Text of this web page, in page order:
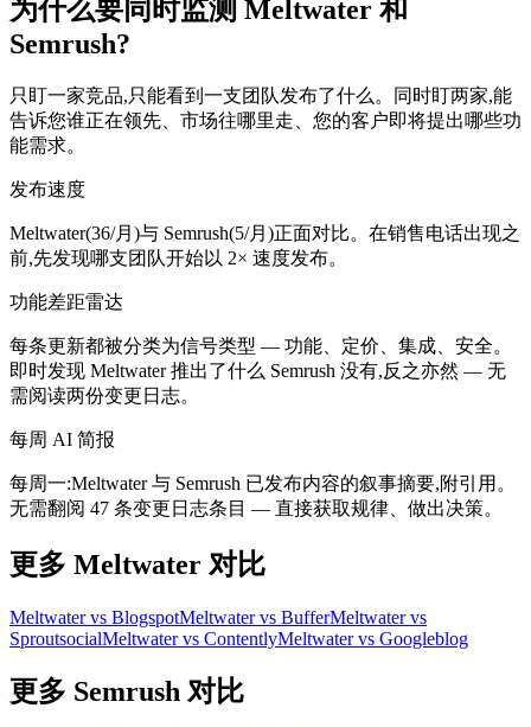
为什么要同时监测 Meltwater 和
Semrush?
只盯一家竞品,只能看到一支团队发布了什么。同时盯两家,能
告诉您谁正在领先、市场往哪里走、您的客户即将提出哪些功
能需求。
发布速度
Meltwater(36/月)与 Semrush(5/月)正面对比。在销售电话出现之
前,先发现哪支团队开始以 2× 速度发布。
功能差距雷达
每条更新都被分类为信号类型 — 功能、定价、集成、安全。
即时发现 Meltwater 推出了什么 Semrush 没有,反之亦然 — 无
需阅读两份变更日志。
每周 AI 简报
每周一:Meltwater 与 Semrush 已发布内容的叙事摘要,附引用。
无需翻阅 47 条变更日志条目 — 直接获取规律、做出决策。
更多 Meltwater 对比
Meltwater vs BlogspotMeltwater vs BufferMeltwater vs
SproutsocialMeltwater vs ContentlyMeltwater vs Googleblog
更多 Semrush 对比